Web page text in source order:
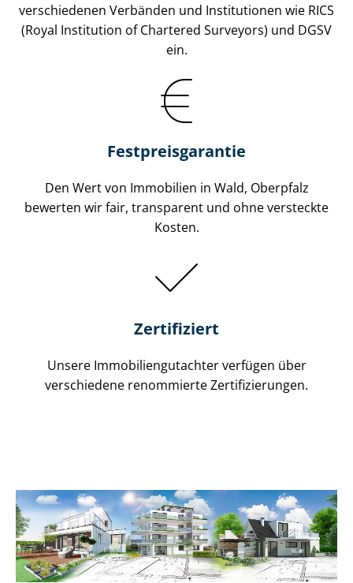
verschiedenen Verbänden und Institutionen wie RICS
(Royal Institution of Chartered Surveyors) und DGSV
ein.
Festpreis​garantie
Den Wert von Immobilien in Wald, Oberpfalz
bewerten wir fair, transparent und ohne versteckte
Kosten.
Zertifiziert
Unsere Immobilien­gutachter verfügen über
verschiedene renommierte Zer­ti­fi­zie­run­gen.